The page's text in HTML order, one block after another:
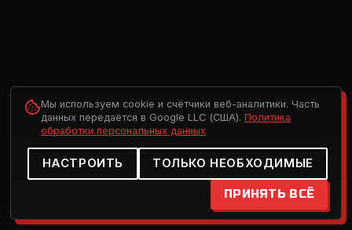
Мы используем cookie и счётчики веб-аналитики. Часть
данных передаётся в Google LLC (США). Политика
обработки персональных данных
НАСТРОИТЬ ТОЛЬКО НЕОБХОДИМЫЕ
ПРИНЯТЬ ВСЁ